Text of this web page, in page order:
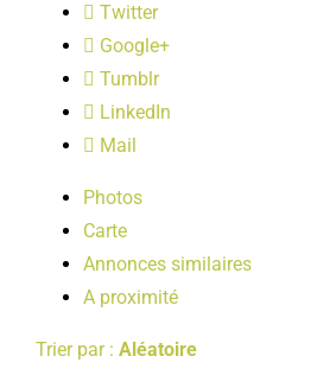
PUBLICATIONS
Twitter
Google+
Tumblr
LinkedIn
Mail
Photos
Carte
Annonces similaires
A proximité
Trier par : Aléatoire